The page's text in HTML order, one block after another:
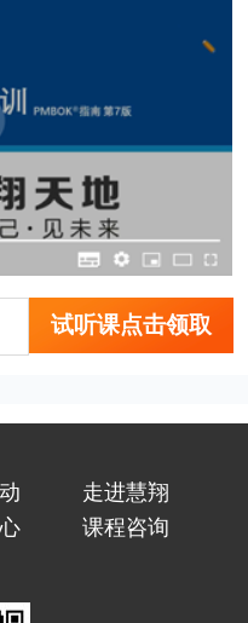
试听课点击领取
走进慧翔
课程咨询